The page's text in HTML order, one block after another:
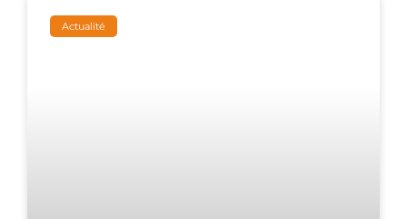
Actualité